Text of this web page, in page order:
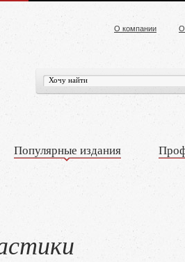
О компании
Популярные издания